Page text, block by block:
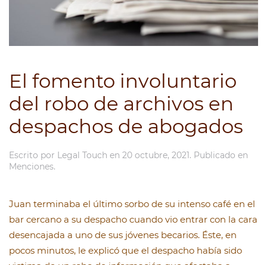
El fomento involuntario
del robo de archivos en
despachos de abogados
Escrito por Legal Touch en 20 octubre, 2021. Publicado en
Menciones.
Juan terminaba el último sorbo de su intenso café en el
bar cercano a su despacho cuando vio entrar con la cara
desencajada a uno de sus jóvenes becarios. Éste, en
pocos minutos, le explicó que el despacho había sido